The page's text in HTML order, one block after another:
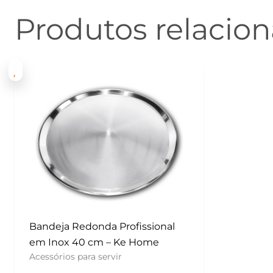
Produtos
Bandeja Redonda Profissional
em Inox 40 cm – Ke Home
Acessórios para servir